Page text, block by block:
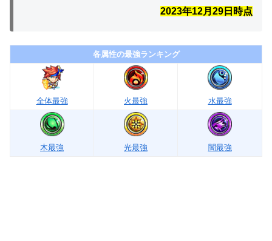
2023年12月29 日時点
各属性の最強ランキング
全体最強 火最強 水最強
木最強 光最強 闇最強